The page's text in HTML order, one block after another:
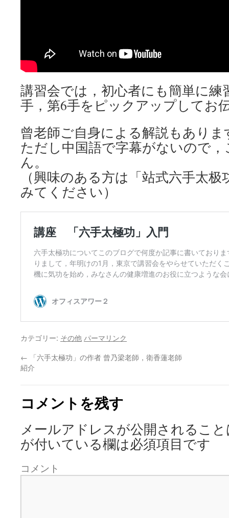
講習会では，初心者にも簡単に練
手，第6手をピックアップしてお
曾老師ご自身による解説もありま
ただし中国語で字幕がないので
ん。
（興味のある方は「站式六手太
みてください）
カテゴリー: その他 パーマリンク
← 「六手太極功」の作者 曾乃梁老師，衛香蓮老師
紹介
コメントを残す
メールアドレスが公開されるこ
が付いている欄は必須項目です
コメント